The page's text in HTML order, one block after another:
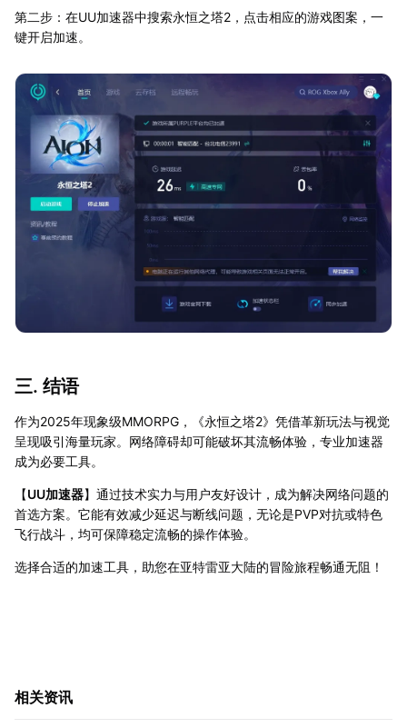
第二步：在UU加速器中搜索永恒之塔2，点击相应的游戏图案，一
键开启加速。
三. 结语
作为2025年现象级MMORPG，《永恒之塔2》凭借革新玩法与视觉
呈现吸引海量玩家。网络障碍却可能破坏其流畅体验，专业加速器
成为必要工具。
【UU加速器】通过技术实力与用户友好设计，成为解决网络问题的
首选方案。它能有效减少延迟与断线问题，无论是PVP对抗或特色
飞行战斗，均可保障稳定流畅的操作体验。
选择合适的加速工具，助您在亚特雷亚大陆的冒险旅程畅通无阻！
相关资讯